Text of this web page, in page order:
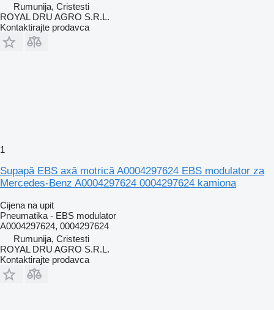
Rumunija, Cristesti
ROYAL DRU AGRO S.R.L.
Kontaktirajte prodavca
1
Supapă EBS axă motrică A0004297624 EBS modulator za
Mercedes-Benz A0004297624 0004297624 kamiona
Cijena na upit
Pneumatika - EBS modulator
A0004297624, 0004297624
Rumunija, Cristesti
ROYAL DRU AGRO S.R.L.
Kontaktirajte prodavca